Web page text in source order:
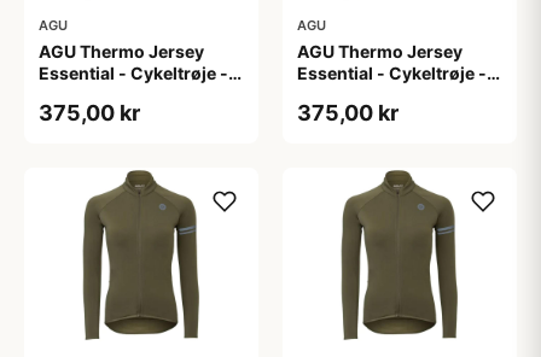
AGU
AGU Thermo Jersey
Essential - Cykeltrøje -
L
375,00 kr
AGU
AGU Thermo Jersey
Essential - Cykeltrøje -
M
375,00 kr